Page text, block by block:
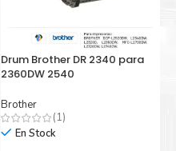
Drum Brother DR 2340 para
2360DW 2540
Brother
(1)
En Stock